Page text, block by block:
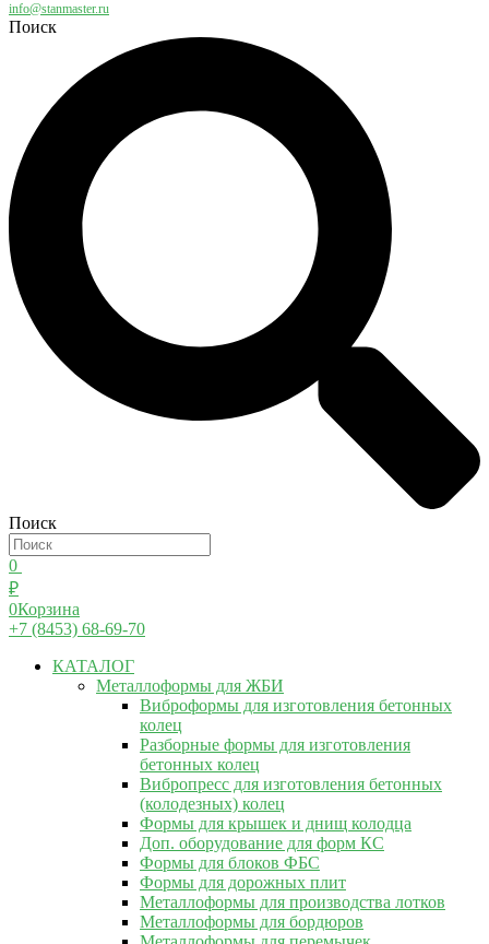
info@stanmaster.ru
Поиск
Поиск
0
₽
0Корзина
+7 (8453) 68-69-70
КАТАЛОГ
Металлоформы для ЖБИ
Виброформы для изготовления бетонных
колец
Разборные формы для изготовления
бетонных колец
Вибропресс для изготовления бетонных
(колодезных) колец
Формы для крышек и днищ колодца
Доп. оборудование для форм КС
Формы для блоков ФБС
Формы для дорожных плит
Металлоформы для производства лотков
Металлоформы для бордюров